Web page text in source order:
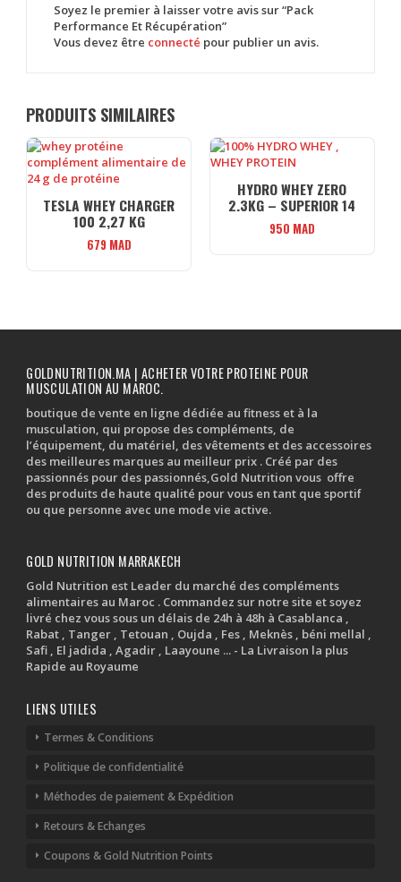
Soyez le premier à laisser votre avis sur “Pack
Performance Et Récupération”
Vous devez être connecté pour publier un avis.
PRODUITS SIMILAIRES
TESLA WHEY CHARGER
100 2,27 KG
679 MAD
HYDRO WHEY ZERO
2.3KG – SUPERIOR 14
950 MAD
GOLDNUTRITION.MA | ACHETER VOTRE PROTEINE POUR
MUSCULATION AU MAROC.
boutique de vente en ligne dédiée au fitness et à la
musculation, qui propose des compléments, de
l’équipement, du matériel, des vêtements et des accessoires
des meilleures marques au meilleur prix . Créé par des
passionnés pour des passionnés,Gold Nutrition vous offre
des produits de haute qualité pour vous en tant que sportif
ou que personne avec une mode vie active.
GOLD NUTRITION MARRAKECH
Gold Nutrition est Leader du marché des compléments
alimentaires au Maroc . Commandez sur notre site et soyez
livré chez vous sous un délais de 24h à 48h à Casablanca ,
Rabat , Tanger , Tetouan , Oujda , Fes , Meknès , béni mellal ,
Safi , El jadida , Agadir , Laayoune ... - La Livraison la plus
Rapide au Royaume
LIENS UTILES
Termes & Conditions
Politique de confidentialité
Méthodes de paiement & Expédition
Retours & Echanges
Coupons & Gold Nutrition Points